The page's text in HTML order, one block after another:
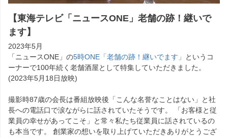
【東海テレビ「ニュースONE」老舗の跡！継いで
ます】
2023年5月
「ニュースONE」の5時ONE「老舗の跡！継いでます」
というコ
ーナーで100年続く老舗酒屋として特集していただきました。
(2023年5月18日放映)
撮影時87歳の会長は番組放映後「こんな名誉なことはない」と社
長への電話口で涙ながらに話されていたそうです。 「お客様と従
業員の幸せがあってこそ」と常々私たち従業員に話されているの
も本当です。 創業家の想いを取り上げていただきありがとうござ